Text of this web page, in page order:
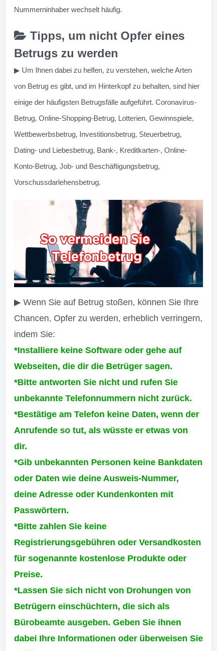
Nummerninhaber wechselt häufig.
Tipps, um nicht Opfer eines
Betrugs zu werden
▶ Um Ihnen dabei zu helfen, zu verstehen, welche Arten
von Betrug es gibt, und im Hinterkopf zu behalten, sind hier
einige der häufigsten Betrugsfälle aufgeführt. Coronavirus-
Betrug, Online-Shopping-Betrug, Lotterien, Gewinnspiele,
Wettbewerbsbetrug, Investitionsbetrug, Steuerbetrug,
Dating- und Liebesbetrug, Bank-, Kreditkarten-, Online-
Konto-Betrug, Job- und Beschäftigungsbetrug,
Vorschussdarlehensbetrug.
▶ Wenn Sie auf Betrug stoßen, können Sie Ihre
Chancen, Opfer zu werden, erheblich verringern,
indem Sie:
*Installiere keine Software oder gehe auf
Webseiten, die dir die Betrüger sagen.
*Bitte antworten Sie nicht und rufen Sie
unbekannte Telefonnummern nicht zurück.
*Bestätige am Telefon keine Daten, wenn der
Anrufende so tut, als wüsste er etwas von
dir.
*Gib unbekannten Personen keine Bankdaten
oder Daten wie deine Ausweis-Nummer,
deine Adresse oder Kundenkonten mit
Passwörtern.
*Bitte zahlen Sie keine
Registrierungsgebühren oder Versandkosten
für sogenannte kostenlose Produkte oder
Preise.
*Lassen Sie sich nicht von Drohungen von
Betrügern einschüchtern, die sich als
Bürobeamte ausgeben. Geben Sie ihnen
dabei Ihre Informationen oder überweisen Sie